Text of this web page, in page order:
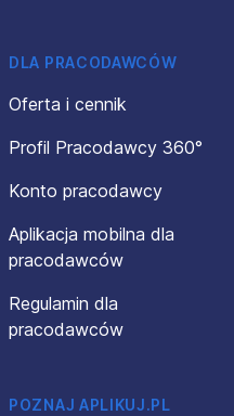
DLA PRACODAWCÓW
Oferta i cennik
Profil Pracodawcy 360°
Konto pracodawcy
Aplikacja mobilna dla
pracodawców
Regulamin dla
pracodawców
POZNAJ APLIKUJ.PL